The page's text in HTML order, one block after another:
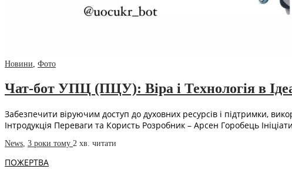
Новини, Фото
Чат-бот УПЦ (ПЦУ): Віра і Технологія в
Забезпечити віруючим доступ до духовних ресурсів і підтримки,
Інтродукція Переваги та Користь Розробник – Арсен Горобець
News, 3 роки тому 2 хв. читати
ПОЖЕРТВА